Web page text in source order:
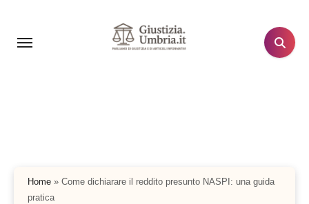
contenuto
Home » Come dichiarare il reddito presunto NASPI: una guida
pratica